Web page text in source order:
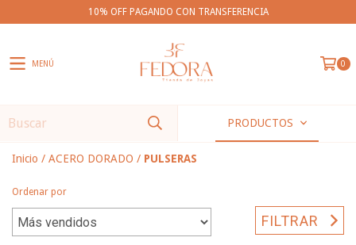
10% OFF PAGANDO CON TRANSFERENCIA
MENÚ 0
PRODUCTOS
Inicio / ACERO DORADO / PULSERAS
Ordenar por
FILTRAR